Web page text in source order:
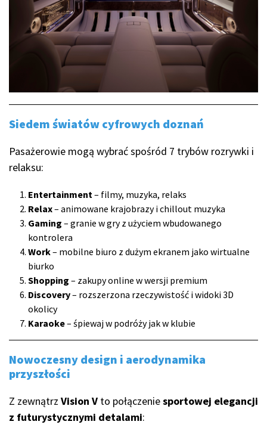
Siedem światów cyfrowych doznań
Pasażerowie mogą wybrać spośród 7 trybów rozrywki i
relaksu:
Entertainment – filmy, muzyka, relaks
Relax– animowane krajobrazy i chillout muzyka
Gaming – granie w gry z użyciem wbudowanego
kontrolera
Work– mobilne biuro z dużym ekranem jako wirtualne
biurko
Shopping – zakupy online w wersji premium
Discovery– rozszerzona rzeczywistość i widoki 3D
okolicy
Karaoke– śpiewaj w podróży jak w klubie
Nowoczesny design i aerodynamika
przyszłości
Z zewnątrz Vision V to połączeniesportowej elegancji
z futurystycznymi detalami: